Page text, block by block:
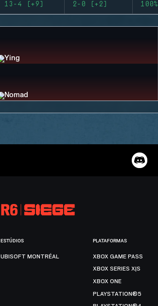
13-4 (+9) 2-0 (+2) 100%
ESTÚDIOS
UBISOFT MONTRÉAL
PLATAFORMAS
XBOX GAME PASS
XBOX SERIES X|S
XBOX ONE
PLAYSTATION®5